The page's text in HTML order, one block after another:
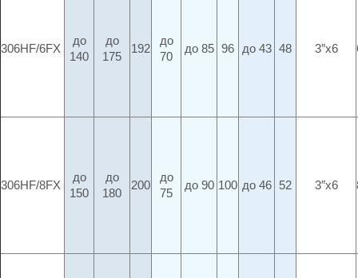
306HF/6FX
до
140
до
175
192
до
70
до 85 96 до 43 48 3″x6
306HF/8FX
до
150
до
180
200
до
75
до 90 100 до 46 52 3″x6